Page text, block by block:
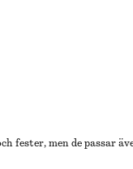
men de passar